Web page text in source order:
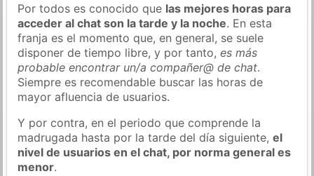
Por todos es conocido que las mejores horas para
acceder al chat son la tarde y la noche. En esta
franja es el momento que, en general, se suele
disponer de tiempo libre, y por tanto,es más
probable encontrar un/a compañer@ de chat.
Siempre es recomendable buscar las horas de
mayor afluencia de usuarios.
Y por contra, en el periodo que comprende la
madrugada hasta por la tarde del día siguiente,el
nivel de usuarios en el chat, por norma general es
menor.